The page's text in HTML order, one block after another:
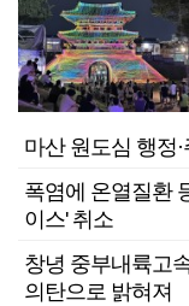
마산 원도심 행정
폭염에 온열질환
이스' 취소
창녕 중부내륙고
의탄으로 밝혀져